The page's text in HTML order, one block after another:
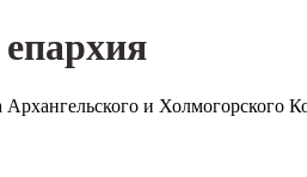
и Холмогорского